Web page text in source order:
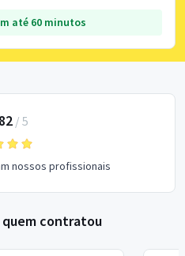
até 60 minutos
/ 5
nossos profissionais
contratou